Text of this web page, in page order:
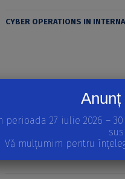
CYBER OPERATIONS IN
ȘTIINȚA MODERNĂ ȘI
perioada 27 iulie 2026 –
Vă mulțumim pentru